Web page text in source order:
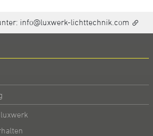
info@luxwerk-lichttechnik.com